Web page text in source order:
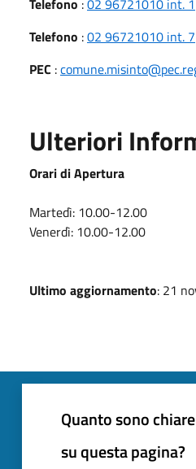
Telefono :02 96721010 int. 7
PEC :
Ulteriori
Orari di Apertura
Martedì: 10.00-12.00
Venerdì: 10.00-12.00
Ultimo aggiornamento: 21
Quanto sono
su questa pagina?